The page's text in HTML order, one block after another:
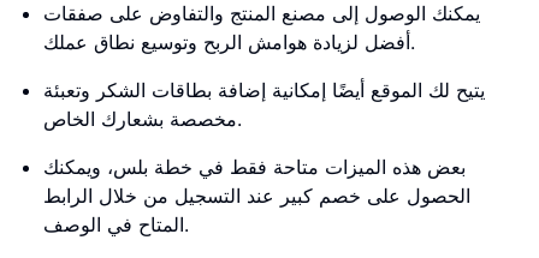
يمكنك الوصول إلى مصنع المنتج والتفاوض على صفقات
أفضل لزيادة هوامش الربح وتوسيع نطاق عملك.
يتيح لك الموقع أيضًا إمكانية إضافة بطاقات الشكر وتعبئة
مخصصة بشعارك الخاص.
بعض هذه الميزات متاحة فقط في خطة بلس، ويمكنك
الحصول على خصم كبير عند التسجيل من خلال الرابط
المتاح في الوصف.